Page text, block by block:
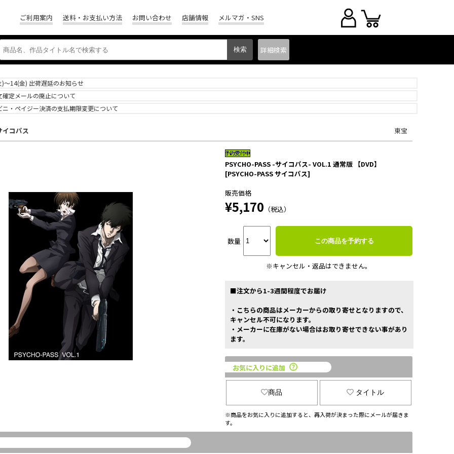
ご利用案内 送料・お支払い方法 お問い合わせ 店舗情報 メルマガ・SNS
詳細検索
～14(金) 出荷遅延のお知らせ
確定メールの廃止について
ニ・ペイジー決済の支払期限変更について
イコパス 東宝
PSYCHO-PASS -サイコパス- VOL.1 通常版 【DVD】
[PSYCHO-PASS サイコパス]
販売価格
¥5,170 （税込）
数量 この商品を予約する
※キャンセル・返品はできません。
■注文から1-3週間程度でお届け
・こちらの商品はメーカーからの取り寄せとなりますので、
キャンセル不可になります。
・メーカーに在庫がない場合はお取り寄せできない事があり
ます。
お気に入りに追加
商品 タイトル
※商品をお気に入りに追加すると、再入荷が決まった際にメールが届きま
す。